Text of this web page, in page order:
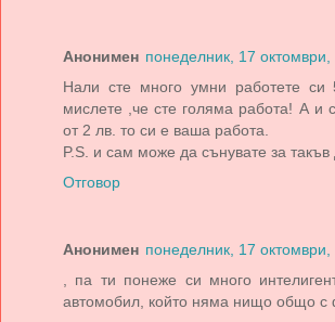
Анонимен понеделник, 17 октомври,
Нали сте много умни работете
мислете ,че сте голяма работа! А и
от 2 лв. то си е ваша работа.
P.S. и сам може да сънувате за
Отговор
Анонимен понеделник, 17 октомври,
, па ти понеже си много
автомобил, който няма нищо общо с